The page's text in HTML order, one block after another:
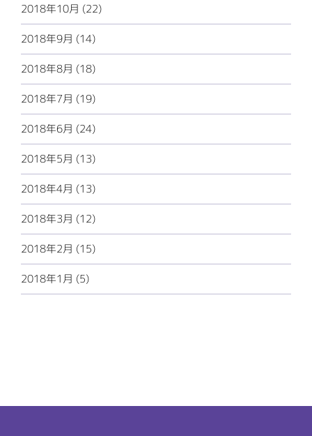
2018年10月 (22)
2018年9月 (14)
2018年8月 (18)
2018年7月 (19)
2018年6月 (24)
2018年5月 (13)
2018年4月 (13)
2018年3月 (12)
2018年2月 (15)
2018年1月 (5)